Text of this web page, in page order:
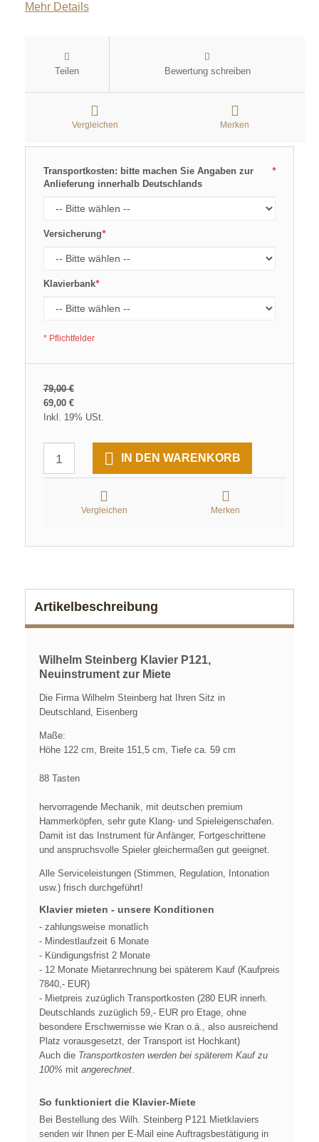
Mehr Details
Teilen Bewertung schreiben
Vergleichen Merken
*
Transportkosten: bitte machen Sie Angaben zur
Anlieferung innerhalb Deutschlands
*
Versicherung
*
Klavierbank
* Pflichtfelder
79,00 €
69,00 €
Inkl. 19% USt.
IN DEN WARENKORB
Vergleichen Merken
Artikelbeschreibung
Wilhelm Steinberg Klavier P121,
Neuinstrument zur Miete
Die Firma Wilhelm Steinberg hat Ihren Sitz in
Deutschland, Eisenberg
Maße:
Höhe 122 cm, Breite 151,5 cm, Tiefe ca. 59 cm
88 Tasten
hervorragende Mechanik, mit deutschen premium
Hammerköpfen, sehr gute Klang- und Spieleigenschafen.
Damit ist das Instrument für Anfänger, Fortgeschrittene
und anspruchsvolle Spieler gleichermaßen gut geeignet.
Alle Serviceleistungen (Stimmen, Regulation, Intonation
usw.) frisch durchgeführt!
Klavier mieten - unsere Konditionen
- zahlungsweise monatlich
- Mindestlaufzeit 6 Monate
- Kündigungsfrist 2 Monate
- 12 Monate Mietanrechnung bei späterem Kauf (Kaufpreis
7840,- EUR)
- Mietpreis zuzüglich Transportkosten (280 EUR innerh.
Deutschlands zuzüglich 59,- EUR pro Etage, ohne
besondere Erschwernisse wie Kran o.ä., also ausreichend
Platz vorausgesetzt, der Transport ist Hochkant)
Auch die Transportkosten werden bei späterem Kauf zu
100% mit angerechnet.
So funktioniert die Klavier-Miete
Bei Bestellung des Wilh. Steinberg P121 Mietklaviers
senden wir Ihnen per E-Mail eine Auftragsbestätigung in